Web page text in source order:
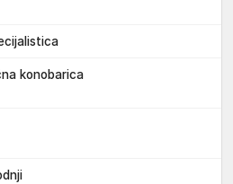
konobarica